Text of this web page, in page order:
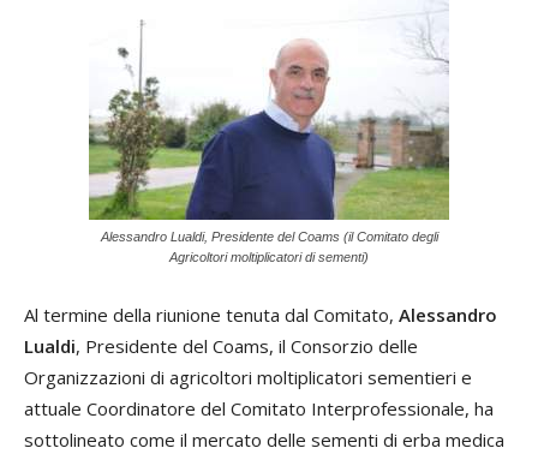
Alessandro Lualdi, Presidente del Coams (il Comitato degli
Agricoltori moltiplicatori di sementi)
Al termine della riunione tenuta dal Comitato, Alessandro
Lualdi, Presidente del Coams, il Consorzio delle
Organizzazioni di agricoltori moltiplicatori sementieri e
attuale Coordinatore del Comitato Interprofessionale, ha
sottolineato come il mercato delle sementi di erba medica